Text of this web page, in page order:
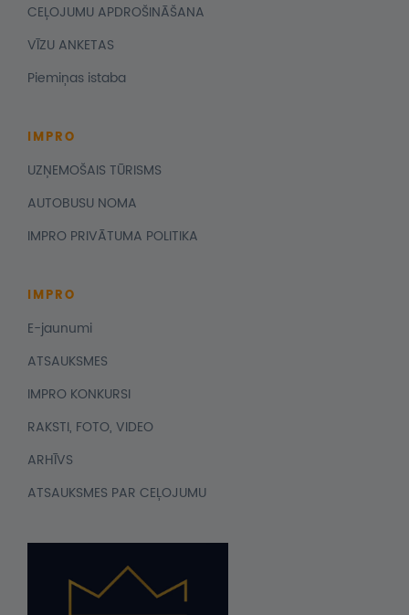
CEĻOJUMU APDROŠINĀŠANA
VĪZU ANKETAS
Piemiņas istaba
IMPRO
UZŅEMOŠAIS TŪRISMS
AUTOBUSU NOMA
IMPRO PRIVĀTUMA POLITIKA
IMPRO
E-jaunumi
ATSAUKSMES
IMPRO KONKURSI
RAKSTI, FOTO, VIDEO
ARHĪVS
ATSAUKSMES PAR CEĻOJUMU